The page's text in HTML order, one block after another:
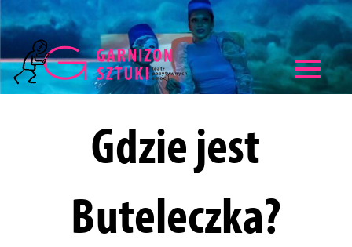
Otwórz
Gdzie jest
Buteleczka?